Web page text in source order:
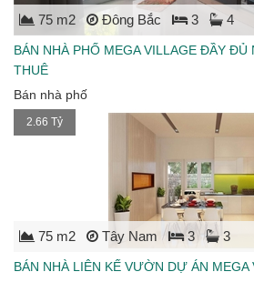
75 m2 Đông Bắc 3 4
BÁN NHÀ PHỐ MEGA VILLAGE ĐẦY
THUÊ
Bán nhà phố
2.66 Tỷ
75 m2 Tây Nam 3 3
BÁN NHÀ LIÊN KẾ VƯỜN DỰ ÁN MEGA